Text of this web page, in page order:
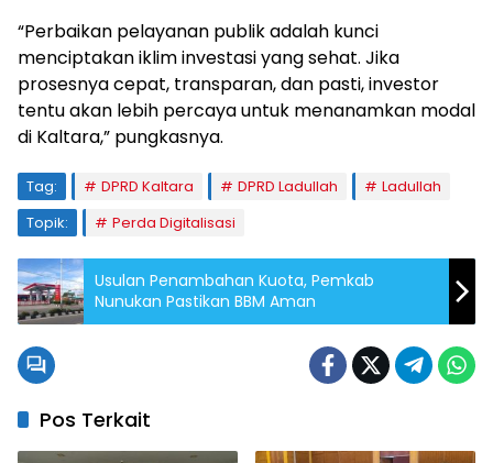
“Perbaikan pelayanan publik adalah kunci
menciptakan iklim investasi yang sehat. Jika
prosesnya cepat, transparan, dan pasti, investor
tentu akan lebih percaya untuk menanamkan modal
di Kaltara,” pungkasnya.
Tag: DPRD Kaltara DPRD Ladullah
Ladullah
Topik:
Perda Digitalisasi
Usulan Penambahan Kuota, Pemkab
Nunukan Pastikan BBM Aman
Pos Terkait